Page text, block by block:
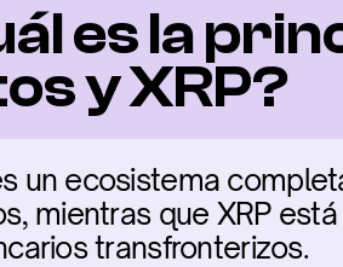
es la
y XRP?
un ecosistema
mientras que XRP
transfronterizos.